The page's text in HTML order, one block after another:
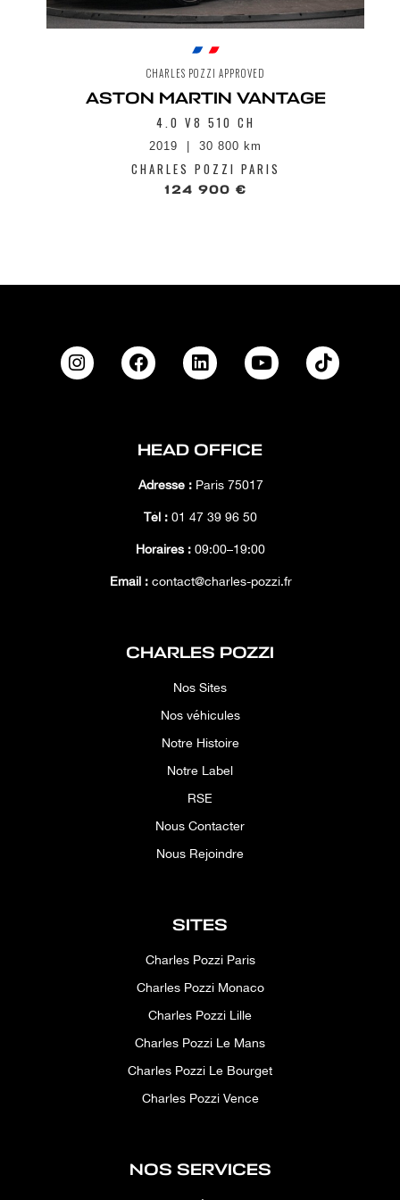
CHARLES POZZI APPROVED
ASTON MARTIN VANTAGE
4.0 V8 510 CH
2019 30 800 km
CHARLES POZZI PARIS
124 900 €
HEAD OFFICE
Adresse :Paris 75017
Tél : 01 47 39 96 50
Horaires : 09:00–19:00
Email :contact@charles-pozzi.fr
CHARLES POZZI
Nos Sites
Nos véhicules
Notre Histoire
Notre Label
RSE
Nous Contacter
Nous Rejoindre
SITES
Charles Pozzi Paris
Charles Pozzi Monaco
Charles Pozzi Lille
Charles Pozzi Le Mans
Charles Pozzi Le Bourget
Charles Pozzi Vence
NOS SERVICES